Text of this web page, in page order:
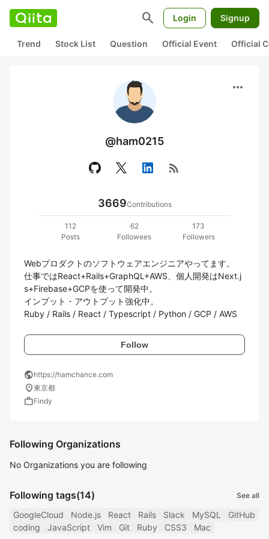
search Login Signup
Trend Stock List Question Official Event Official
more_horiz
@ham0215
rss_feed
3669Contributions
112
Posts
62
Followees
173
Followers
Webプロダクトのソフトウェアエンジニアやってます。
仕事ではReact+Rails+GraphQL+AWS、個人開発はNext.j
s+Firebase+GCPを使って開発中。
インプット・アウトプット強化中。
Ruby / Rails / React / Typescript / Python / GCP / AWS
Follow
publichttps://hamchance.com
location_on東京都
workFindy
Following Organizations
No Organizations you are following
Following tags(14) See all
GoogleCloud Node.js React Rails Slack MySQL
GitHub
coding
JavaScript Vim Git Ruby CSS3 Mac